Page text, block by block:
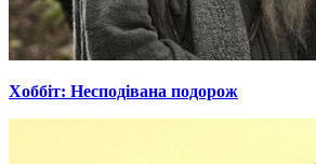
Хоббіт: Несподівана подорож